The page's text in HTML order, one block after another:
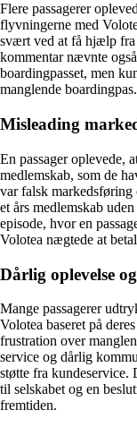
Flere passagerer
flyvningerne med
svært ved at få hjælp fra
kommentar nævnte
boardingpasset, men
manglende boardingpas.
Misleading
En passager oplevede,
medlemskab, som de
var falsk
et års medlemskab
episode, hvor en
Volotea nægtede at
Dårlig oplevelse
Mange passagerer
Volotea baseret på
frustration over
service og dårlig
støtte fra kundeservice.
til selskabet og en
fremtiden.